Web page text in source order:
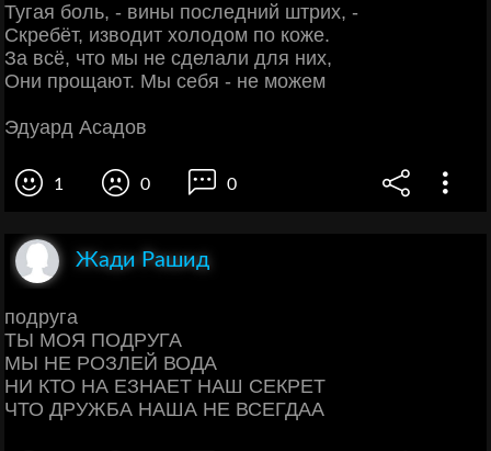
Тугая боль, - вины последний штрих, -
Скребёт, изводит холодом по коже.
За всё, что мы не сделали для них,
Они прощают. Мы себя - не можем
Эдуард Асадов
1 0 0
Жади Рашид
подруга
ТЫ МОЯ ПОДРУГА
МЫ НЕ РОЗЛЕЙ ВОДА
НИ КТО НА ЕЗНАЕТ НАШ СЕКРЕТ
ЧТО ДРУЖБА НАША НЕ ВСЕГДАА